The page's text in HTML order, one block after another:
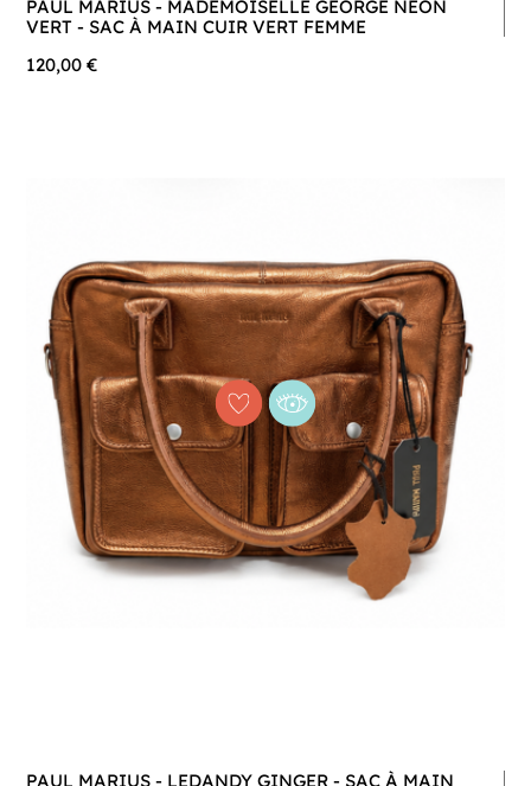
PAUL MARIUS - MADEMOISELLE GEORGE NÉON
VERT - SAC À MAIN CUIR VERT FEMME
120,00 €
PAUL MARIUS - LEDANDY GINGER - SAC À MAIN